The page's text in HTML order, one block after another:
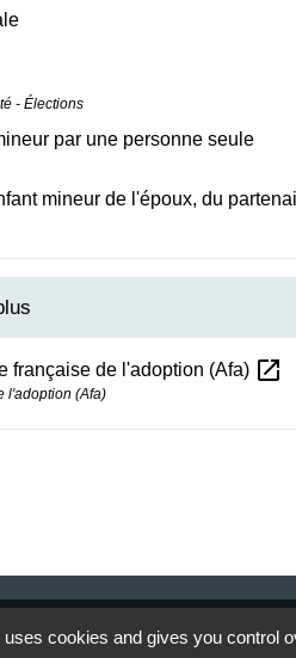
- Élections
par une personne seule
mineur de l'époux, du
française de l'adoption (Afa) open_in_new
l'adoption (Afa)
uses cookies and gives you control